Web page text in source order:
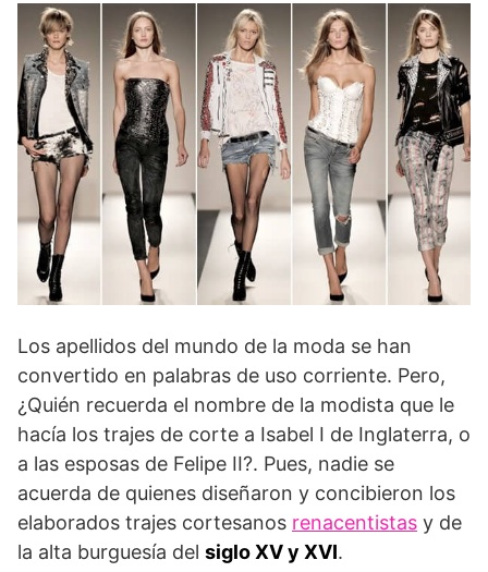
Los apellidos del mundo de la moda se han
convertido en palabras de uso corriente. Pero,
¿Quién recuerda el nombre de la modista que le
hacía los trajes de corte a Isabel I de Inglaterra, o
a las esposas de Felipe II?. Pues, nadie se
acuerda de quienes diseñaron y concibieron los
elaborados trajes cortesanos renacentistas y de
la alta burguesía del siglo XV y XVI.